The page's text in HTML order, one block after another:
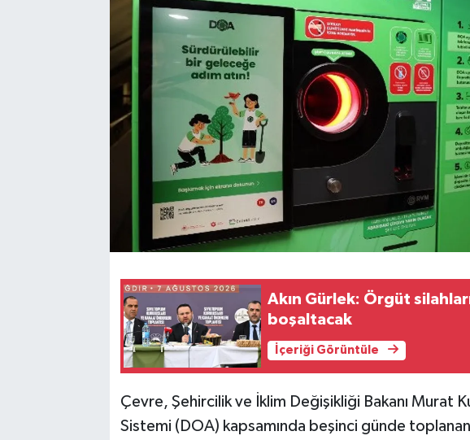
Akın Gürlek: Örgüt
boşaltacak
İçeriği Görüntüle
Çevre, Şehircilik ve İklim Değişikliği Bakanı Murat
Sistemi (DOA) kapsamında beşinci günde toplanan